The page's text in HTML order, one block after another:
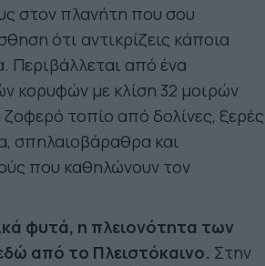
στον πλανήτη που σου
ότι αντικρίζεις κάποια
Περιβάλλεται από ένα
κορυφών με κλίση 32 μοιρών
ζοφερό τοπίο από δολίνες, ξερές
σπηλαιοβάραθρα και
που καθηλώνουν τον
φυτά, η πλειονότητα των
από το Πλειστόκαινο. Στην